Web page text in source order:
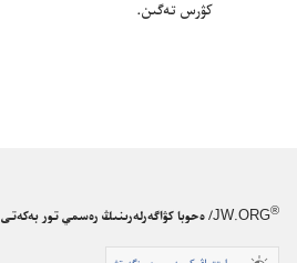
كۋرس تە‌گىن.‏
JW.ORG® / ەحوبا كۋاگەرلەرىنىڭ رەسمي تور بەكەتى